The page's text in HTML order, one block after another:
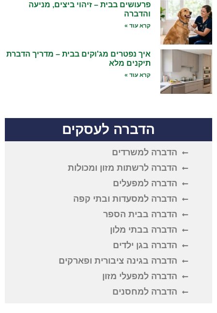
פרעושים בבית – זיהוי ביצים, מניעה
והדברה
קרא עוד »
איך נפטרים מג'וקים בבית – מדריך הדברת
תיקנים מלא
קרא עוד »
הדברה לעסקים
הדברה למשרדים
הדברה לרשתות מזון ומכולות
הדברה למפעלים
הדברה למסעדות ובתי קפה
הדברה בבית הספר
הדברה בבתי מלון
הדברה בגן ילדים
הדברה בגינה ציבורית ופארקים
הדברה למפעלי מזון
הדברה למחסנים